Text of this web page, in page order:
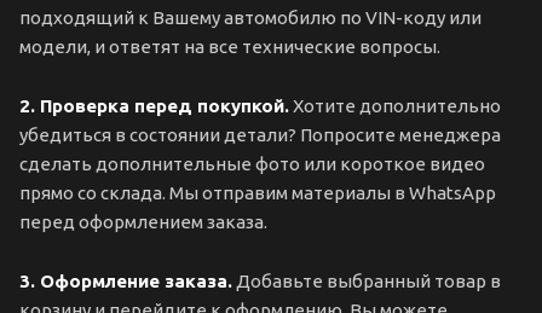
подходящий к Вашему автомобилю по VIN-коду или
модели, и ответят на все технические вопросы.
2. Проверка перед покупкой.Хотите дополнительно
убедиться в состоянии детали? Попросите менеджера
сделать дополнительные фото или короткое видео
прямо со склада. Мы отправим материалы в WhatsApp
перед оформлением заказа.
3. Оформление заказа. Добавьте выбранный товар в